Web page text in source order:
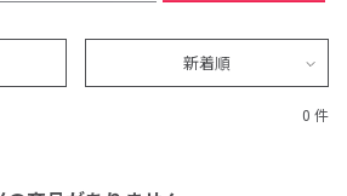
新着順
0 件